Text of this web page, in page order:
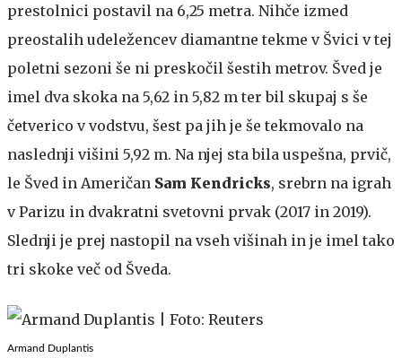
prestolnici postavil na 6,25 metra. Nihče izmed
preostalih udeležencev diamantne tekme v Švici v tej
poletni sezoni še ni preskočil šestih metrov. Šved je
imel dva skoka na 5,62 in 5,82 m ter bil skupaj s še
četverico v vodstvu, šest pa jih je še tekmovalo na
naslednji višini 5,92 m. Na njej sta bila uspešna, prvič,
le Šved in Američan Sam Kendricks, srebrn na igrah
v Parizu in dvakratni svetovni prvak (2017 in 2019).
Slednji je prej nastopil na vseh višinah in je imel tako
tri skoke več od Šveda.
Armand Duplantis